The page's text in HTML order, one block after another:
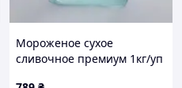
Мороженое сухое
сливочное премиум 1кг/уп